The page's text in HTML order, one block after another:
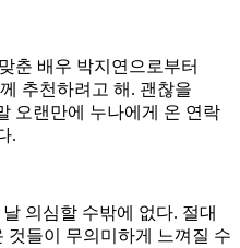
춘 배우 박지연으로부터
추천하려고 해. 괜찮을
오랜만에 누나에게 온 연락
.
의심할 수밖에 없다. 절대
것들이 무의미하게 느껴질 수